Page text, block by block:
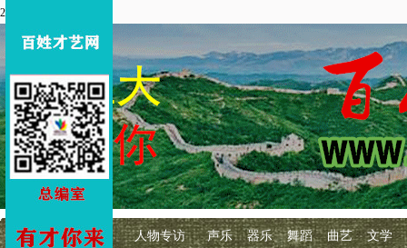
2026年8月6 星期四
首页 百艺快讯 人物专访 声乐 器乐 舞蹈 曲艺
文学